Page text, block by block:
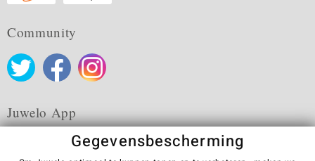
Community
Juwelo App
Gegevensbescherming